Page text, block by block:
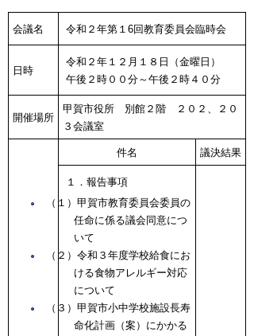
会議名 令和２年第１6回教育委員会臨時会
日時
令和２年１２月１８日（金曜日）
午後２時００分～午後２時４０分
開催場所
甲賀市役所 別館２階 ２０２、２０
３会議室
件名 議決結果
１．報告事項
（１）甲賀市教育委員会委員の
任命に係る議会同意につ
いて
（２）令和３年度学校給食にお
ける食物アレルギー対応
について
（３）甲賀市小中学校施設長寿
命化計画（案）にかかる